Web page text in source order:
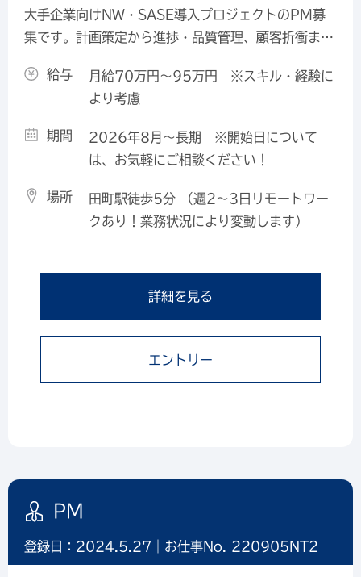
大手企業向けNW・SASE導入プロジェクトのPM募
集です。計画策定から進捗・品質管理、顧客折衝まで
PM経験を活かして、SASEやゼロトラストなど市場
価値の高い技術領域で、PMとしてキャリアアップし
たい方におすすめです。
給与
月給70万円～95万円 ※スキル・経験に
より考慮
期間
2026年8月～長期 ※開始日について
は、お気軽にご相談ください！
場所
田町駅徒歩5分 （週2～3日リモートワー
クあり！業務状況により変動します）
詳細を見る
エントリー
PM
登録日：2024.5.27｜お仕事No. 220905NT2